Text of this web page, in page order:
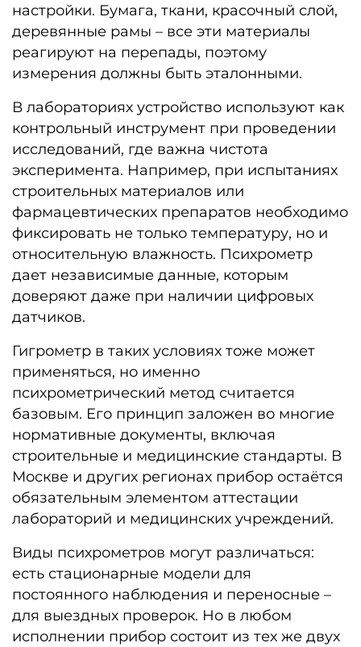
настройки. Бумага, ткани, красочный слой,
деревянные рамы – все эти материалы
реагируют на перепады, поэтому
измерения должны быть эталонными.
В лабораториях устройство используют как
контрольный инструмент при проведении
исследований, где важна чистота
эксперимента. Например, при испытаниях
строительных материалов или
фармацевтических препаратов необходимо
фиксировать не только температуру, но и
относительную влажность. Психрометр
дает независимые данные, которым
доверяют даже при наличии цифровых
датчиков.
Гигрометр в таких условиях тоже может
применяться, но именно
психрометрический метод считается
базовым. Его принцип заложен во многие
нормативные документы, включая
строительные и медицинские стандарты. В
Москве и других регионах прибор остаётся
обязательным элементом аттестации
лабораторий и медицинских учреждений.
Виды психрометров могут различаться:
есть стационарные модели для
постоянного наблюдения и переносные –
для выездных проверок. Но в любом
исполнении прибор состоит из тех же двух